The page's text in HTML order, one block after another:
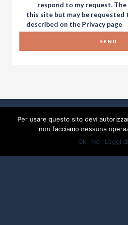
respond to my request. The
this site but may be requested
described on the Privacypage
Per usare questo sito devi
non facciamo nessuna
Ok
No Leggi